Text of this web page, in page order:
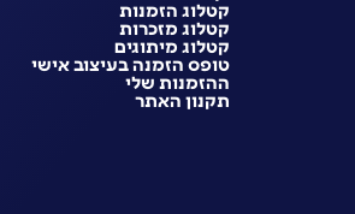
קטלוג הזמנות
קטלוג מזכרות
קטלוג מיתוגים
טופס הזמנה בעיצוב אישי
ההזמנות שלי
תקנון האתר